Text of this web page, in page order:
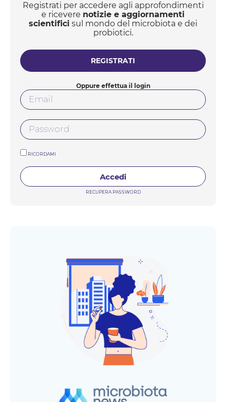
Registrati per accedere agli approfondimenti
e ricevere notizie e aggiornamenti
scientifici sul mondo del microbiota e dei
probiotici.
REGISTRATI
Oppure effettua il login
RICORDAMI
Accedi
RECUPERA PASSWORD